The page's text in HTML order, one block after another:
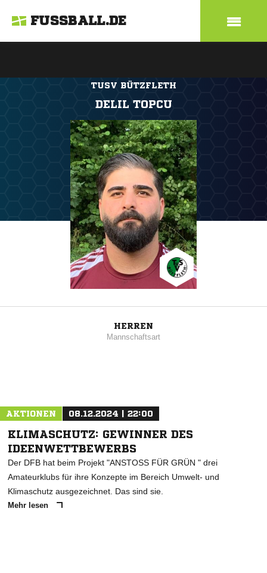
FUSSBALL.DE
TUSV BÜTZFLETH
DELIL TOPCU
HERREN
Mannschaftsart
AKTIONEN 08.12.2024 | 22:00
KLIMASCHUTZ: GEWINNER DES
IDEENWETTBEWERBS
Der DFB hat beim Projekt "ANSTOSS FÜR GRÜN " drei
Amateurklubs für ihre Konzepte im Bereich Umwelt- und
Klimaschutz ausgezeichnet. Das sind sie.
Mehr lesen